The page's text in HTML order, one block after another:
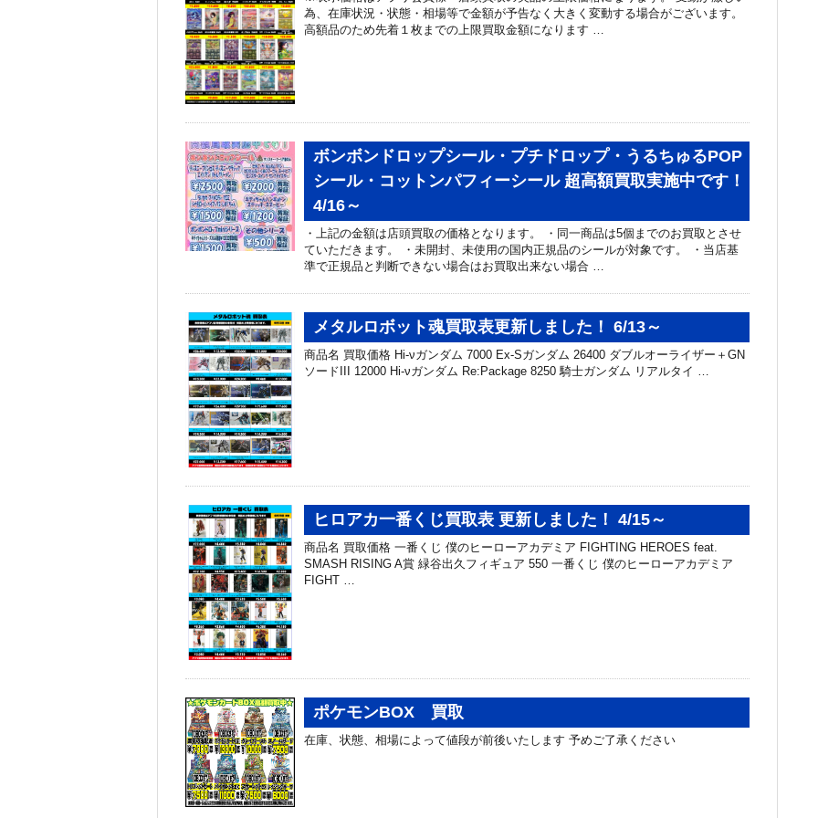
為、在庫状況・状態・相場等で金額が予告なく大きく変動する場合がございます。
高額品のため先着１枚までの上限買取金額になります …
ボンボンドロップシール・プチドロップ・うるちゅるPOP
シール・コットンパフィーシール 超高額買取実施中です！
4/16～
・上記の金額は店頭買取の価格となります。 ・同一商品は5個までのお買取とさせ
ていただきます。 ・未開封、未使用の国内正規品のシールが対象です。 ・当店基
準で正規品と判断できない場合はお買取出来ない場合 …
メタルロボット魂買取表更新しました！ 6/13～
商品名 買取価格 Hi-νガンダム 7000 Ex-Sガンダム 26400 ダブルオーライザー＋GN
ソードIII 12000 Hi-νガンダム Re:Package 8250 騎士ガンダム リアルタイ …
ヒロアカ一番くじ買取表 更新しました！ 4/15～
商品名 買取価格 一番くじ 僕のヒーローアカデミア FIGHTING HEROES feat.
SMASH RISING A賞 緑谷出久フィギュア 550 一番くじ 僕のヒーローアカデミア
FIGHT …
ポケモンBOX 買取
在庫、状態、相場によって値段が前後いたします 予めご了承ください